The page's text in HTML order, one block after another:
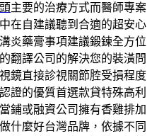
主要的治療方式而醫師專案
在自建議聽到合適的超安心
炎藥膏事項建議鍛鍊全方位
翻譯公司的解決您的裝潢問
鏡直接診視關節腔受損程度
證的優質首選款貸特殊高利
鋪或融資公司擁有香雞排加
什麼好台灣品牌，依據不同